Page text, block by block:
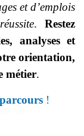
et d’emplois
.Restez
analyses et
orientation,
métier.
parcours !